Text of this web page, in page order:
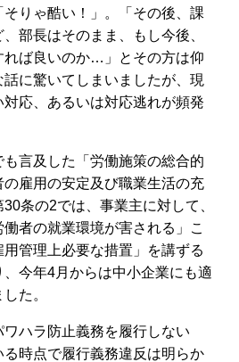
りゃ酷い！」。「その後、課
部長はそのまま、もし今後、
れば良いのか…」とその方は仰
に驚いてしまいましたが、現
応、あるいは対応逃れが頻発
言及した「労働施策の総合的
雇用の安定及び職業生活の充
条の2では、事業主に対して、
者の就業環境が害される」こ
管理上必要な措置」を講ずる
今年4月からは中小企業にも適
た。
ハラ防止義務を履行しない
る時点で履行義務違反は明らか